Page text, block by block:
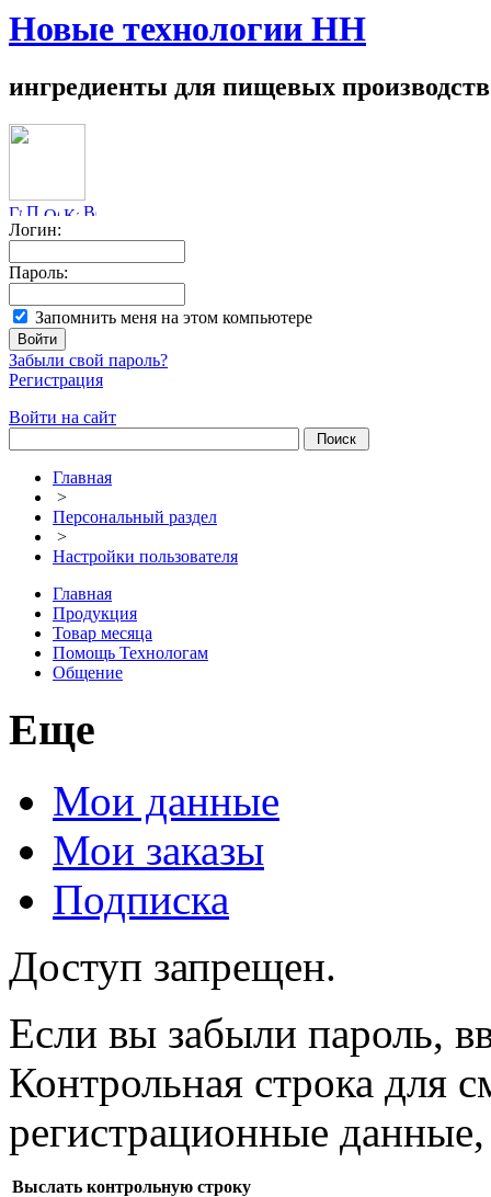
Новые технологии НН
ингредиенты для пищевых производств
Логин:
Пароль:
Запомнить меня на этом компьютере
Забыли свой пароль?
Регистрация
Войти на сайт
Главная
>
Персональный раздел
>
Настройки пользователя
Главная
Продукция
Товар месяца
Помощь Технологам
Общение
Еще
Мои данные
Мои заказы
Подписка
Доступ запрещен.
Если вы забыли пароль,
Контрольная строка для
регистрационные
Выслать контрольную строку